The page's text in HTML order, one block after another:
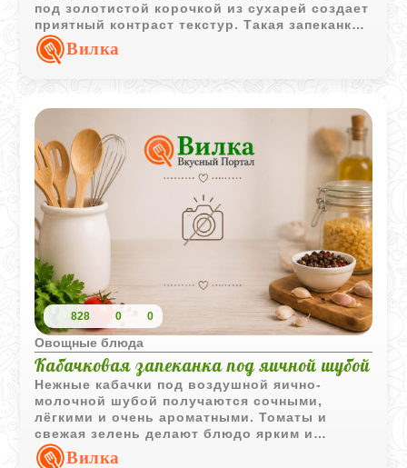
под золотистой корочкой из сухарей создает
приятный контраст текстур. Такая запеканка
прекрасно подходит как для неспешного
семейного завтрака, так и для полезного
сезонных овощей.
Вилка
828 0 0
Овощные блюда
Кабачковая запеканка под яичной шубой
Нежные кабачки под воздушной яично-
молочной шубой получаются сочными,
лёгкими и очень ароматными. Томаты и
свежая зелень делают блюдо ярким и
особенно аппетитным.
Вилка